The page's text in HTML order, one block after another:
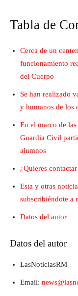
Tabla de
Cerca de un
funcionamiento
del Cuerpo
Se han realizado
y humanos de los
En el marco de
Guardia Civil
alumnos
¿Quieres
Esta y otras
subscribiéndote a
Datos del autor
Datos del autor
LasNoticiasRM
Email: